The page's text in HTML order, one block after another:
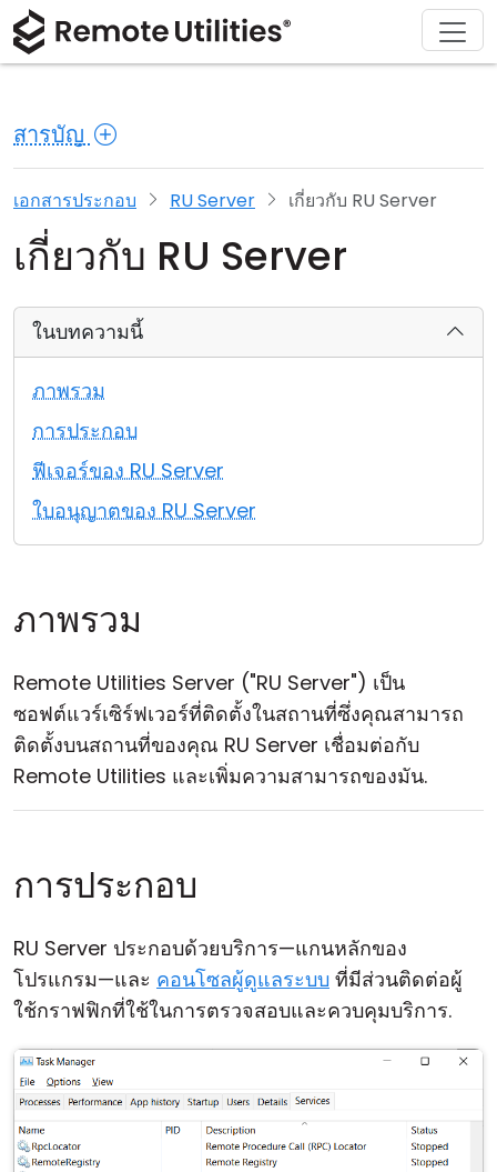
สารบัญ
เอกสารประกอบ RU Server เกี่ยวกับ RU Server
เกี่ยวกับ RU Server
ในบทความนี้
ภาพรวม
การประกอบ
ฟีเจอร์ของ RU Server
ใบอนุญาตของ RU Server
ภาพรวม
Remote Utilities Server ("RU Server") เป็น
ซอฟต์แวร์เซิร์ฟเวอร์ที่ติดตั้งในสถานที่ซึ่งคุณสามารถ
ติดตั้งบนสถานที่ของคุณ RU Server เชื่อมต่อกับ
Remote Utilities และเพิ่มความสามารถของมัน.
การประกอบ
RU Server ประกอบด้วยบริการ—แกนหลักของ
โปรแกรม—และ คอนโซลผู้ดูแลระบบ ที่มีส่วนติดต่อผู้
ใช้กราฟฟิกที่ใช้ในการตรวจสอบและควบคุมบริการ.
ผลิตภัณฑ์
ความปลอดภัย
ภาพหน้าจอ
หมายเหตุประจำรุ่น
โหมดการเชื่อมต่อ
การเข้าถึงแบบไม่ต้องดูแล
การสนับสนุน Active Directory
การกำหนดค่า MSI
คลาวด์ & ออน-พรีมิส
โซลูชัน
การผลิตและการค้าปลีก
การดูแลสุขภาพ
การศึกษาและรัฐบาล
เทคโนโลยีสารสนเทศ
ดาวน์โหลด
macOS
Linux
iOS/Android
ซื้อ
ผู้ช่วยใบอนุญาต
อัปเกรดใบอนุญาตของคุณ
สนับสนุน
เอกสารประกอบ
ฐานความรู้
เกี่ยวกับ
ห้องข่าว
เขียนรีวิว